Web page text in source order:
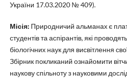
України 17.03.2020 № 409).
Місія: Природничий альманах є
студентів та аспірантів, які
біологічних наук для висвітлення
Збірник покликаний ознайомити
наукову спільноту з науковими